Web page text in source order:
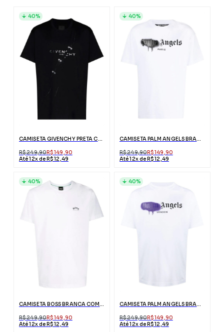
CAMISETA GIVENCHY PRETA COM EFEITO RASGADO
R$ 249,90R$ 149,90
Até 12x de R$ 12,49
40%
CAMISETA PALM ANGELS BRANCA PARIS COM LOGO
R$ 249,90R$ 149,90
Até 12x de R$ 12,49
40%
CAMISETA BOSS BRANCA COM LOGO PRETO
R$ 249,90R$ 149,90
Até 12x de R$ 12,49
40%
CAMISETA PALM ANGELS BRANCA LONDON COM LOGO
R$ 249,90R$ 149,90
Até 12x de R$ 12,49
40%